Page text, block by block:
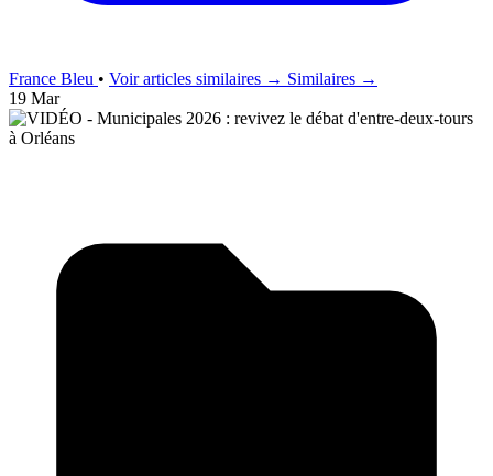
France Bleu • Voir articles similaires → Similaires →
19 Mar